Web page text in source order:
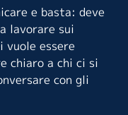
e basta: deve
lavorare sui
vuole essere
chiaro a chi ci si
con gli